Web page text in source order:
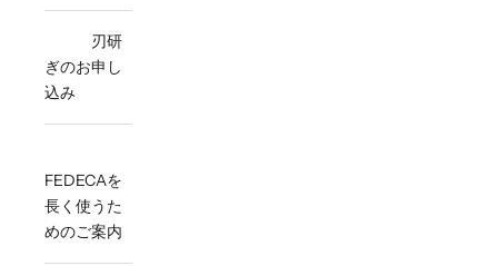
刃研
ぎのお申し
込み
FEDECAを
長く使うた
めのご案内